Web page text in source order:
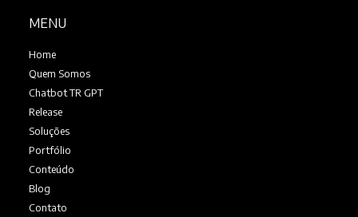
MENU
Home
Quem Somos
Chatbot TR GPT
Release
Soluções
Portfólio
Conteúdo
Blog
Contato